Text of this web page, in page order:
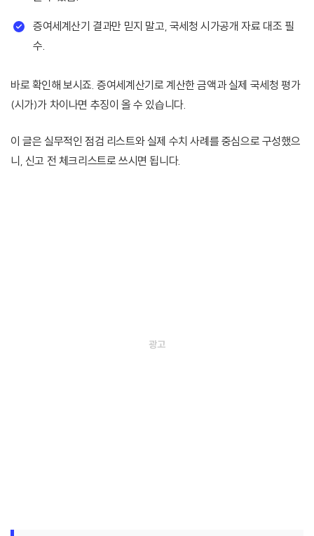
증여세계산기 결과만 믿지 말고, 국세청 시가공개 자료 대조 필
수.
바로 확인해 보시죠. 증여세계산기로 계산한 금액과 실제 국세청 평가
(시가)가 차이나면 추징이 올 수 있습니다.
이 글은 실무적인 점검 리스트와 실제 수치 사례를 중심으로 구성했으
니, 신고 전 체크리스트로 쓰시면 됩니다.